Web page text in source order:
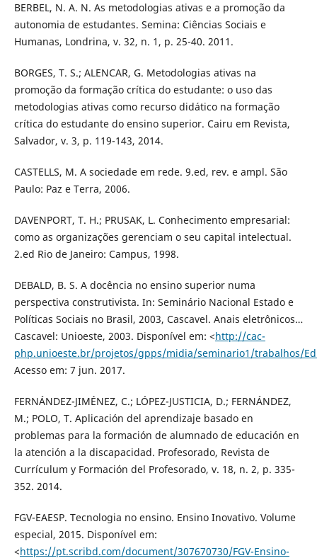
BERBEL, N. A. N. As metodologias ativas e a promoção da
autonomia de estudantes. Semina: Ciências Sociais e
Humanas, Londrina, v. 32, n. 1, p. 25-40. 2011.
BORGES, T. S.; ALENCAR, G. Metodologias ativas na
promoção da formação crítica do estudante: o uso das
metodologias ativas como recurso didático na formação
crítica do estudante do ensino superior. Cairu em Revista,
Salvador, v. 3, p. 119-143, 2014.
CASTELLS, M. A sociedade em rede. 9.ed, rev. e ampl. São
Paulo: Paz e Terra, 2006.
DAVENPORT, T. H.; PRUSAK, L. Conhecimento empresarial:
como as organizações gerenciam o seu capital intelectual.
2.ed Rio de Janeiro: Campus, 1998.
DEBALD, B. S. A docência no ensino superior numa
perspectiva construtivista. In: Seminário Nacional Estado e
Políticas Sociais no Brasil, 2003, Cascavel. Anais eletrônicos…
Cascavel: Unioeste, 2003. Disponível em: <http://cac-
php.unioeste.br/projetos/gpps/midia/seminario1/trabalhos/
Acesso em: 7 jun. 2017.
FERNÁNDEZ-JIMÉNEZ, C.; LÓPEZ-JUSTICIA, D.; FERNÁNDEZ,
M.; POLO, T. Aplicación del aprendizaje basado en
problemas para la formación de alumnado de educación en
la atención a la discapacidad. Profesorado, Revista de
Currículum y Formación del Profesorado, v. 18, n. 2, p. 335-
352. 2014.
FGV-EAESP. Tecnologia no ensino. Ensino Inovativo. Volume
especial, 2015. Disponível em:
<https://pt.scribd.com/document/307670730/FGV-Ensino-